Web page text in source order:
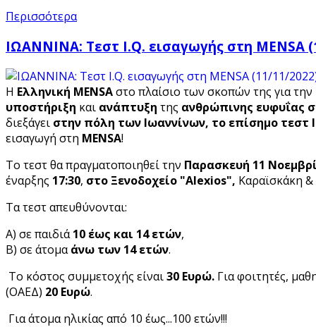
Περισσότερα
ΙΩΑΝΝΙΝΑ: Τεστ I.Q. εισαγωγής στη MENSA
Η Ελληνική MENSAστο πλαίσιο των σκοπών της για την
υποστήριξη και ανάπτυξη της ανθρώπινης ευφυΐας
διεξάγει στην πόλη των Ιωαννίνων, το επίσημο τεστ I
εισαγωγή στη MENSA!
Το τεστ θα πραγματοποιηθεί την Παρασκευή 11
έναρξης 17:30, στο Ξενοδοχείο "Alexios", Καραϊσκάκη
Τα τεστ απευθύνονται:
Α) σε παιδιά10 έως και 14 ετών,
Β) σε άτομαάνω των 14 ετών.
Το κόστος συμμετοχής είναι30 Ευρώ. Για φοιτητές,
(ΟΑΕΔ) 20 Ευρώ.
Για άτομα ηλικίας από 10 έως...100 ετών!!!